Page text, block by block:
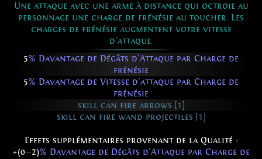
Une attaque avec une arme à distance qui octroie au
personnage une charge de frénésie au toucher. Les
charges de frénésie augmentent votre vitesse
d'attaque.
5% Davantage de Dégâts d'Attaque par Charge de
frénésie
5% Davantage de Vitesse d'attaque par Charge de
frénésie
skill can fire arrows [1]
skill can fire wand projectiles [1]
Effets supplémentaires provenant de la Qualité :
+(0—2)% Davantage de Dégâts d'Attaque par Charge de